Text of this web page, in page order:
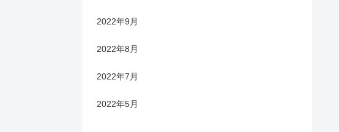
2022年9月
2022年8月
2022年7月
2022年5月